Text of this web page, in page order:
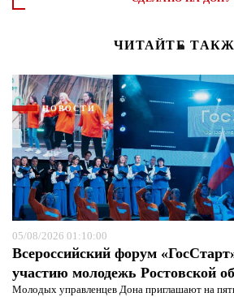
ЧИТАЙТЕ
НОВОСТИ
05/08/2026 01:10:00
Всероссийский форум
участию молодежь Ростовской
Молодых управленцев Дона приглашают на